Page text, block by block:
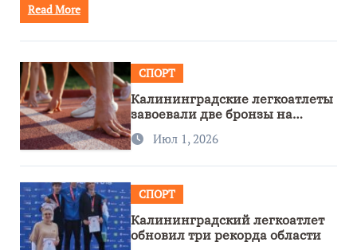
Read More
СПОРТ
Калининградские легкоатлеты
завоевали две бронзы на
первенстве России
Июл 1, 2026
СПОРТ
Калининградский легкоатлет
обновил три рекорда области